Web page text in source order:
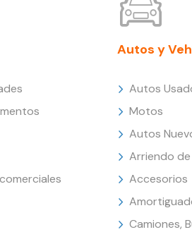
Autos y
Autos
Motos
Autos
Arriendo
Accesorios
Camiones,